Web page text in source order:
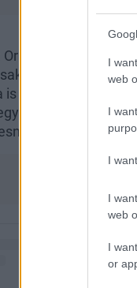
I
web
I
I
I
web
I
or
képtelen olyan
mellalj-villantós
magát a
barátja
pózát, és